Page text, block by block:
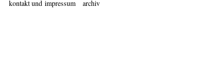
kontakt und impressum archiv